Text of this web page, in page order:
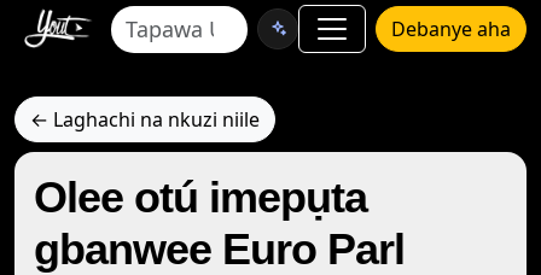
Debanye aha
← Laghachi na nkuzi niile
Olee otú imepụta
gbanwee Euro Parl